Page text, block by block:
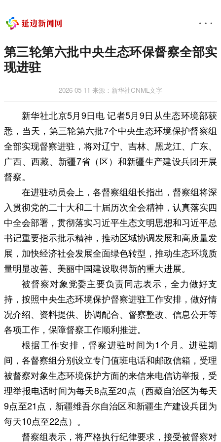
第三轮第六批中央生态环保督察全部实
现进驻
2026-05-11 来源：新华社CNML文字
新华社北京5月9日电 记者5月9日从生态环境部获
悉，当天，第三轮第六批7个中央生态环境保护督察组
全部实现督察进驻，将对辽宁、吉林、黑龙江、广东、
广西、西藏、新疆7省（区）和新疆生产建设兵团开展
督察。
在进驻动员会上，各督察组组长指出，督察组将深
入贯彻党的二十大和二十届历次全会精神，认真落实四
中全会部署，贯彻落实习近平生态文明思想和习近平总
书记重要指示批示精神，推动区域协调发展和高质量发
展，加快经济社会发展全面绿色转型，推动生态环境质
量明显改善、美丽中国建设取得新的重大进展。
被督察对象党委主要负责同志表示，全力做好支
持，按照中央生态环境保护督察进驻工作安排，做好情
况介绍、资料提供、协调配合、督察整改、信息公开等
各项工作，保障督察工作顺利推进。
根据工作安排，督察进驻时间为1个月。进驻期
间，各督察组分别设立专门值班电话和邮政信箱，受理
被督察对象生态环境保护方面的来信来电信访举报，受
理举报电话时间为每天8点至20点（西藏自治区为每天
9点至21点，新疆维吾尔自治区和新疆生产建设兵团为
每天10点至22点）。
督察组表示，将严格执行纪律要求，接受被督察对